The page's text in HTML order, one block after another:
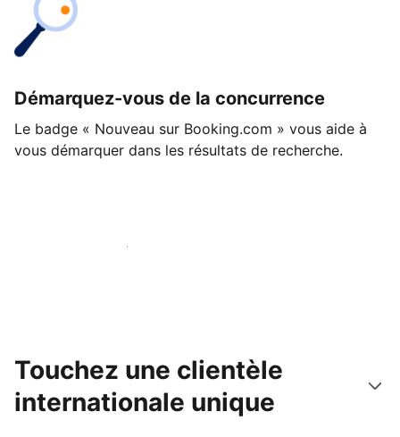
Démarquez-vous de la concurrence
Le badge « Nouveau sur Booking.com » vous aide à
vous démarquer dans les résultats de recherche.
Lancez-vous dès aujourd'hui
Touchez une clientèle
internationale unique